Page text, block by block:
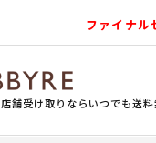
ファイナ
舗受け取りならいつでも送料